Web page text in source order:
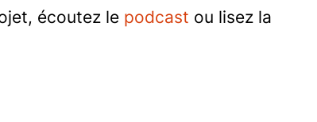
écoutez le podcast ou lisez la